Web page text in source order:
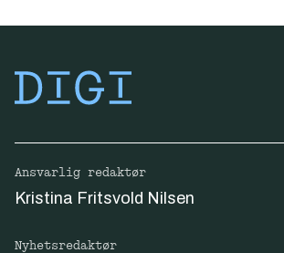
Ansvarlig redaktør
Kristina Fritsvold Nilsen
Nyhetsredaktør